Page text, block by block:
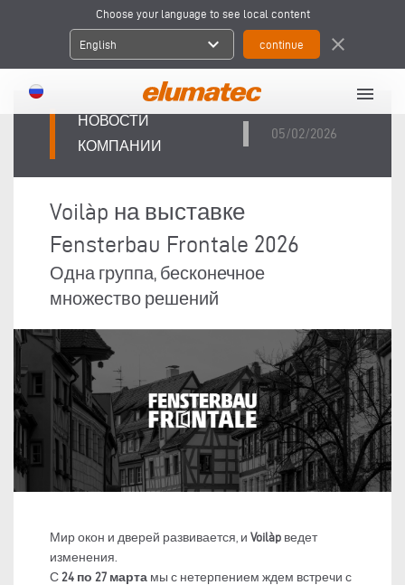
Choose your language to see local content
English expand_more close
menu
НОВОСТИ
КОМПАНИИ
05/02/2026
Voilàp на выставке
Fensterbau Frontale 2026
Одна группа, бесконечное
множество решений
Мир окон и дверей развивается, и Voilàp ведет
изменения.
С 24 по 27 марта мы с нетерпением ждем встречи с